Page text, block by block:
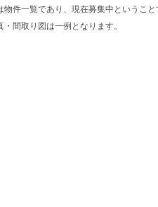
件一覧であり、現在募集中というこ
間取り図は一例となります。